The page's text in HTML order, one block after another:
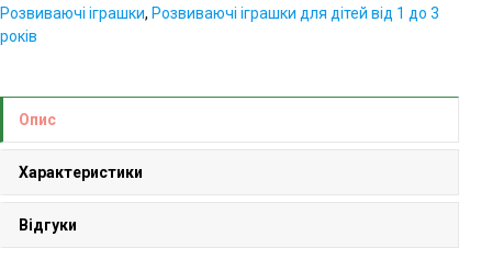
Розвиваючі іграшки, Розвиваючі іграшки для дітей від 1 до 3
років
Опис
Характеристики
Відгуки